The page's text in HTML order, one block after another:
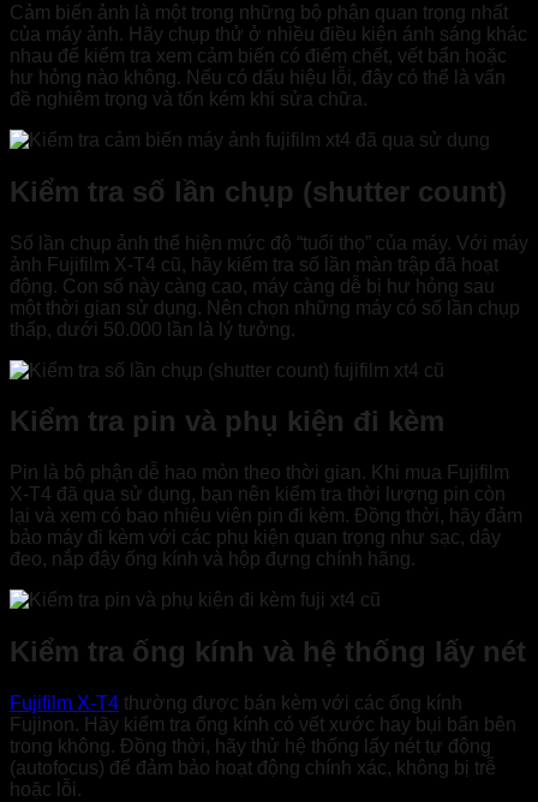
Cảm biến ảnh là một trong những bộ phận quan trọng nhất
của máy ảnh. Hãy chụp thử ở nhiều điều kiện ánh sáng khác
nhau để kiểm tra xem cảm biến có điểm chết, vết bẩn hoặc
hư hỏng nào không. Nếu có dấu hiệu lỗi, đây có thể là vấn
đề nghiêm trọng và tốn kém khi sửa chữa.
Kiểm tra số lần chụp (shutter count)
Số lần chụp ảnh thể hiện mức độ “tuổi thọ” của máy. Với máy
ảnh Fujifilm X-T4 cũ, hãy kiểm tra số lần màn trập đã hoạt
động. Con số này càng cao, máy càng dễ bị hư hỏng sau
một thời gian sử dụng. Nên chọn những máy có số lần chụp
thấp, dưới 50.000 lần là lý tưởng.
Kiểm tra pin và phụ kiện đi kèm
Pin là bộ phận dễ hao mòn theo thời gian. Khi mua Fujifilm
X-T4 đã qua sử dụng, bạn nên kiểm tra thời lượng pin còn
lại và xem có bao nhiêu viên pin đi kèm. Đồng thời, hãy đảm
bảo máy đi kèm với các phụ kiện quan trọng như sạc, dây
đeo, nắp đậy ống kính và hộp đựng chính hãng.
Kiểm tra ống kính và hệ thống lấy nét
Fujifilm X-T4 thường được bán kèm với các ống kính
Fujinon. Hãy kiểm tra ống kính có vết xước hay bụi bẩn bên
trong không. Đồng thời, hãy thử hệ thống lấy nét tự động
(autofocus) để đảm bảo hoạt động chính xác, không bị trễ
hoặc lỗi.